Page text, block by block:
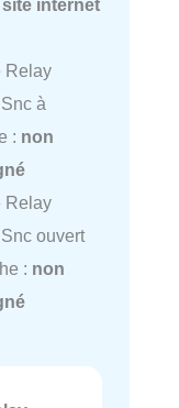
internet
Relay
à
: non
Relay
ouvert
: non